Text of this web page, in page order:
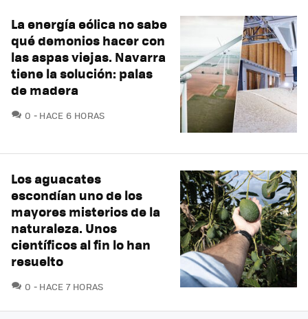
La energía eólica no sabe
qué demonios hacer con
las aspas viejas. Navarra
tiene la solución: palas
de madera
0 COMENTARIOS
HACE 6 HORAS
Los aguacates
escondían uno de los
mayores misterios de la
naturaleza. Unos
científicos al fin lo han
resuelto
0 COMENTARIOS
HACE 7 HORAS